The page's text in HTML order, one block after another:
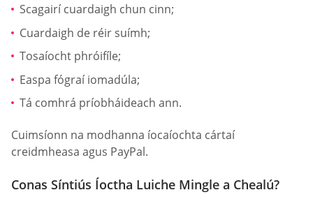
Scagairí cuardaigh chun cinn;
Cuardaigh de réir suímh;
Tosaíocht phróifíle;
Easpa fógraí iomadúla;
Tá comhrá príobháideach ann.
Cuimsíonn na modhanna íocaíochta cártaí
creidmheasa agus PayPal.
Conas Síntiús Íoctha Luiche Mingle a Chealú?